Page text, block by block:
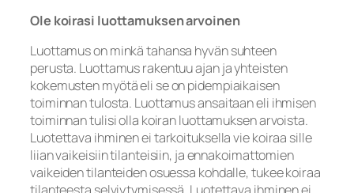
Ole koirasi luottamuksen arvoinen
Luottamus on minkä tahansa hyvän suhteen
perusta. Luottamus rakentuu ajan ja yhteisten
kokemusten myötä eli se on pidempiaikaisen
toiminnan tulosta. Luottamus ansaitaan eli ihmisen
toiminnan tulisi olla koiran luottamuksen arvoista.
Luotettava ihminen ei tarkoituksella vie koiraa sille
liian vaikeisiin tilanteisiin, ja ennakoimattomien
vaikeiden tilanteiden osuessa kohdalle, tukee koiraa